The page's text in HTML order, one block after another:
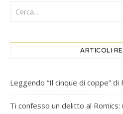
ARTICOLI
Leggendo “Il cinque di coppe” di
Ti confesso un delitto al Romics: